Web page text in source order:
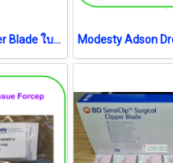
BD Surgical Clipper Blade ใบมีด (4406) (1 ชิ้น) (exp 04-2026)